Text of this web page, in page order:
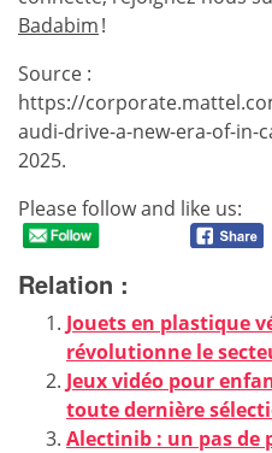
Badabim!
Source :
https://
audi-drive-a-new-era-of-in-
2025.
Please follow and like us:
Relation :
Jouets en plastique
révolutionne le
Jeux vidéo pour
toute dernière
Alectinib : un pas de